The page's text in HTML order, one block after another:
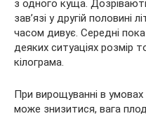
з одного куща.
зав’язі у другій половині
часом дивує. Середні
деяких ситуаціях розмір
кілограма.
При вирощуванні в умовах
може знизитися, вага